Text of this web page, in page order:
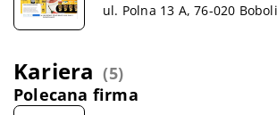
ul. Polna 13 A, 76-020
Kariera (5)
Polecana firma